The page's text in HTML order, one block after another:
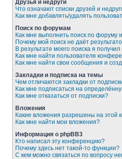
Друзья и недруги
Что означают списки друзей и
Как мне добавлять/удалять
Поиск по форумам
Как мне выполнить поиск по форуму
Почему мой поиск не даёт
В результате моего поиска я
Как мне найти пользователя
Как мне найти свои сообщения и
Закладки и подписка на темы
Чем отличаются закладки от
Как мне подписаться на
Как мне отказаться от подписки?
Вложения
Какие вложения разрешены на этой
Как мне найти мои вложения?
Информация о phpBB3
Кто написал эту конференцию?
Почему здесь нет такой-то функции?
С кем можно связаться по вопросу